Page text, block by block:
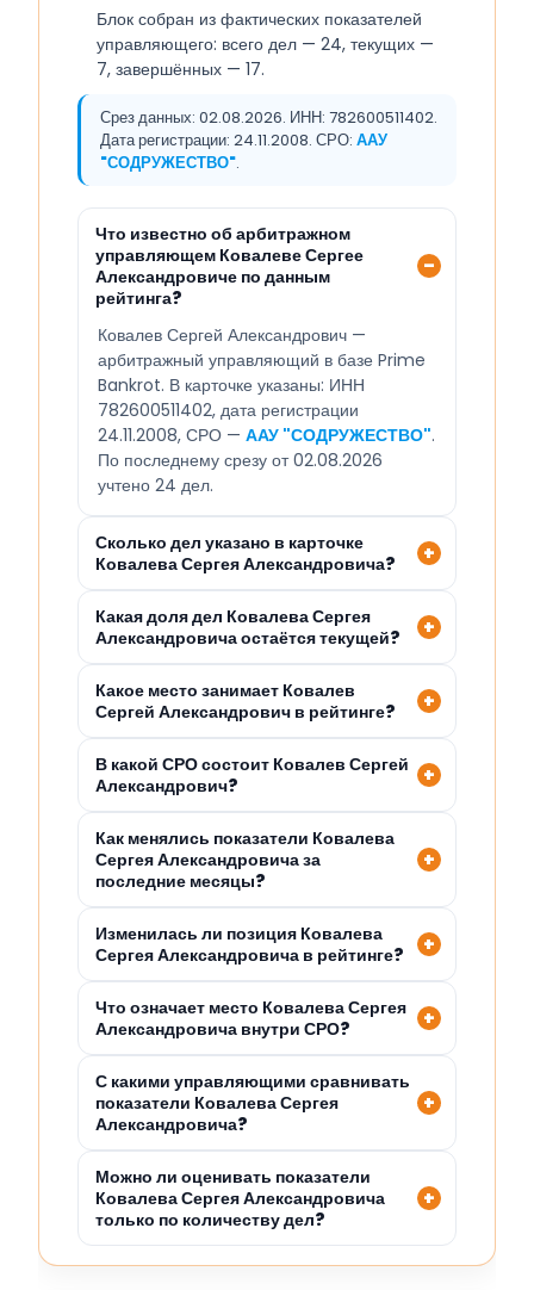
Блок собран из фактических показателей
управляющего: всего дел — 24, текущих —
7, завершённых — 17.
Срез данных: 02.08.2026. ИНН: 782600511402.
Дата регистрации: 24.11.2008. СРО: ААУ
"СОДРУЖЕСТВО".
Что известно об арбитражном
управляющем Ковалеве Сергее
Александровиче по данным
рейтинга?
Ковалев Сергей Александрович —
арбитражный управляющий в базе Prime
Bankrot. В карточке указаны: ИНН
782600511402, дата регистрации
24.11.2008, СРО — ААУ "СОДРУЖЕСТВО".
По последнему срезу от 02.08.2026
учтено 24 дел.
Сколько дел указано в карточке
Ковалева Сергея Александровича?
Какая доля дел Ковалева Сергея
Александровича остаётся текущей?
Какое место занимает Ковалев
Сергей Александрович в рейтинге?
В какой СРО состоит Ковалев Сергей
Александрович?
Как менялись показатели Ковалева
Сергея Александровича за
последние месяцы?
Изменилась ли позиция Ковалева
Сергея Александровича в рейтинге?
Что означает место Ковалева Сергея
Александровича внутри СРО?
С какими управляющими сравнивать
показатели Ковалева Сергея
Александровича?
Можно ли оценивать показатели
Ковалева Сергея Александровича
только по количеству дел?